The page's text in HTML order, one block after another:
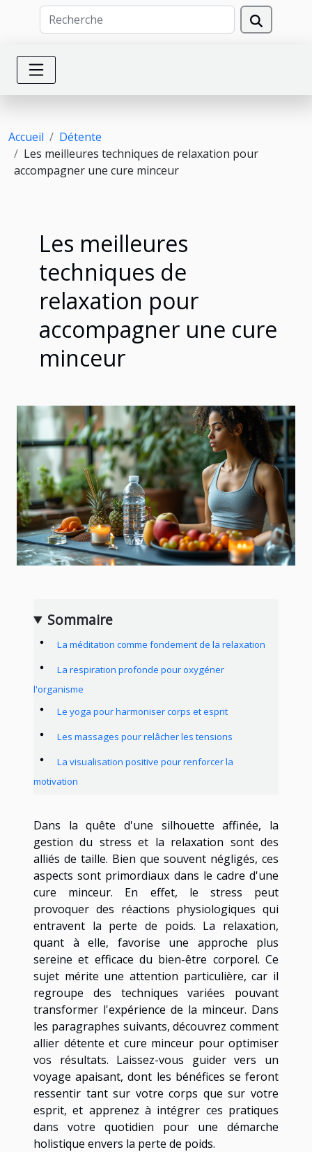
Accueil
Détente
Les meilleures techniques de relaxation pour
accompagner une cure minceur
Les meilleures
techniques de
relaxation pour
accompagner une cure
minceur
Sommaire
La méditation comme fondement de la relaxation
La respiration profonde pour oxygéner
l'organisme
Le yoga pour harmoniser corps et esprit
Les massages pour relâcher les tensions
La visualisation positive pour renforcer la
motivation
Dans la quête d'une silhouette affinée, la
gestion du stress et la relaxation sont des
alliés de taille. Bien que souvent négligés, ces
aspects sont primordiaux dans le cadre d'une
cure minceur. En effet, le stress peut
provoquer des réactions physiologiques qui
entravent la perte de poids. La relaxation,
quant à elle, favorise une approche plus
sereine et efficace du bien-être corporel. Ce
sujet mérite une attention particulière, car il
regroupe des techniques variées pouvant
transformer l'expérience de la minceur. Dans
les paragraphes suivants, découvrez comment
allier détente et cure minceur pour optimiser
vos résultats. Laissez-vous guider vers un
voyage apaisant, dont les bénéfices se feront
ressentir tant sur votre corps que sur votre
esprit, et apprenez à intégrer ces pratiques
dans votre quotidien pour une démarche
holistique envers la perte de poids.